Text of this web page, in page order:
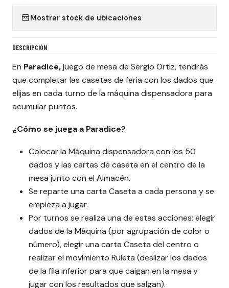
Mostrar stock de ubicaciones
DESCRIPCIÓN
En Paradice,juego de mesa de Sergio Ortiz, tendrás
que completar las casetas de feria con los dados que
elijas en cada turno de la máquina dispensadora para
acumular puntos.
¿Cómo se juega a Paradice?
Colocar la Máquina dispensadora con los 50
dados y las cartas de caseta en el centro de la
mesa junto con el Almacén.
Se reparte una carta Caseta a cada persona y se
empieza a jugar.
Por turnos se realiza una de estas acciones: elegir
dados de la Máquina (por agrupación de color o
número), elegir una carta Caseta del centro o
realizar el movimiento Ruleta (deslizar los dados
de la fila inferior para que caigan en la mesa y
jugar con los resultados que salgan).